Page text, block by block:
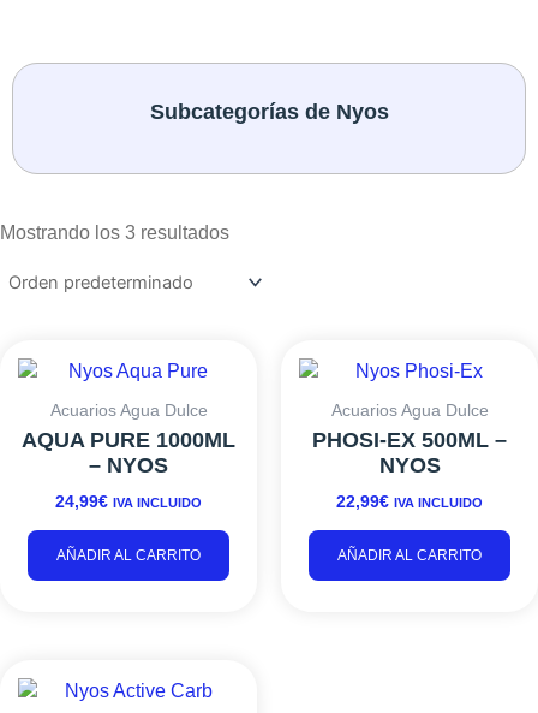
Subcategorías de Nyos
Mostrando los 3 resultados
Acuarios Agua Dulce
AQUA PURE 1000ML
– NYOS
24,99€ IVA INCLUIDO
AÑADIR AL CARRITO
Acuarios Agua Dulce
PHOSI-EX 500ML –
NYOS
22,99€ IVA INCLUIDO
AÑADIR AL CARRITO